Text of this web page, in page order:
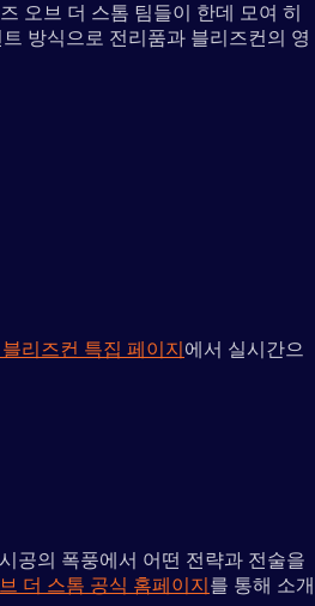
오브 더 스톰 팀들이 한데 모여 히
방식으로 전리품과 블리즈컨의 영
리즈컨 특집 페이지 에서 실시간으
공의 폭풍에서 어떤 전략과 전술을
더 스톰 공식 홈페이지 를 통해 소개